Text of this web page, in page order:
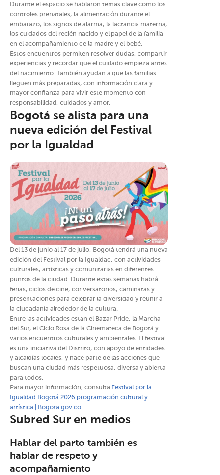
Durante el espacio se hablaron temas clave como los
controles prenatales, la alimentación durante el
embarazo, los signos de alarma, la lactancia materna,
los cuidados del recién nacido y el papel de la familia
en el acompañamiento de la madre y el bebé.
Estos encuentros permiten resolver dudas, compartir
experiencias y recordar que el cuidado empieza antes
del nacimiento. También ayudan a que las familias
lleguen más preparadas, con información clara y
mayor confianza para vivir este momento con
responsabilidad, cuidados y amor.
Bogotá se alista para una
nueva edición del Festival
por la Igualdad
Del 13 de junio al 17 de julio, Bogotá tendrá una nueva
edición del Festival por la Igualdad, con actividades
culturales, artísticas y comunitarias en diferentes
puntos de la ciudad. Durante estas semanas habrá
ferias, ciclos de cine, conversatorios, caminatas y
presentaciones para celebrar la diversidad y reunir a
la ciudadanía alrededor de la cultura.
Entre las actividades están el Bazar Pride, la Marcha
del Sur, el Ciclo Rosa de la Cinemateca de Bogotá y
varios encuentros culturales y ambientales. El festival
es una iniciativa del Distrito, con apoyo de entidades
y alcaldías locales, y hace parte de las acciones que
buscan una ciudad más respetuosa, diversa y abierta
para todos.
Para mayor información, consulta Festival por la
Igualdad Bogotá 2026 programación cultural y
artística | Bogota.gov.co
Subred Sur en medios
Hablar del parto también es
hablar de respeto y
acompañamiento